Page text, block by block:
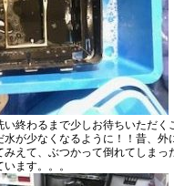
い終わるまで少しお待ちいただ
が少なくなるように！！昔、外
みえて、ぶつかって倒れてしまっ
ます。。。